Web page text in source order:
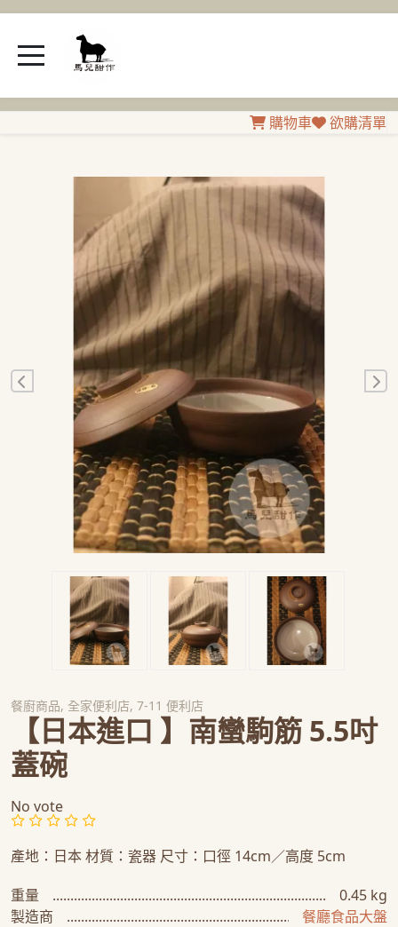
購物車 欲購清單
餐廚商品, 全家便利店, 7-11 便利店
【日本進口 】南蠻駒筋 5.5吋
蓋碗
No vote
產地：日本 材質：瓷器 尺寸：口徑 14cm／高度 5cm
重量
0.45 kg
製造商
餐廳食品大盤